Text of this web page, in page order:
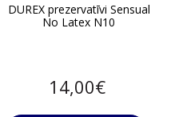
DUREX prezervatīvi Sensual
No Latex N10
14,00€